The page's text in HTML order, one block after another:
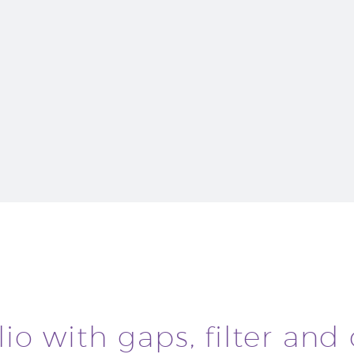
with gaps, filter and